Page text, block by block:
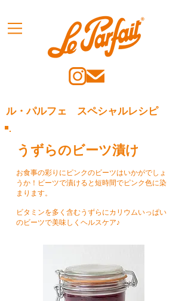
ル・パルフェ スペシャルレシピ
うずらのビーツ漬け
お食事の彩りにピンクのビーツはいかがでしょ
うか！ビーツで漬けると短時間でピンク色に染
まります。
ビタミンを多く含むうずらにカリウムいっぱい
のビーツで美味しくヘルスケア♪